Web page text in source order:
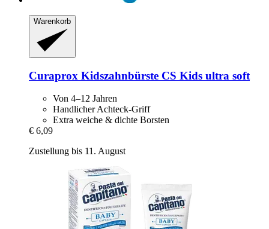
Warenkorb
Curaprox Kidszahnbürste CS Kids ultra soft
Von 4–12 Jahren
Handlicher Achteck-Griff
Extra weiche & dichte Borsten
€ 6,09
Zustellung bis 11. August